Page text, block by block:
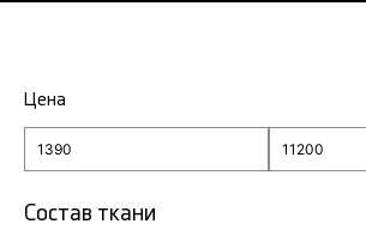
ГлавнаяТкань твид
Цена
Состав ткани